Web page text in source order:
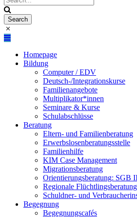
Homepage
Bildung
Computer / EDV
Deutsch-/Integrationskurse
Familienangebote
Multiplikator*innen
Seminare & Kurse
Schulabschlüsse
Beratung
Eltern- und Familienberatung
Erwerbslosenberatungsstelle
Familienhilfe
KIM Case Management
Migrationsberatung
Orientierungsberatung: SGB
Regionale Flüchtlingsberatung
Schuldner- und
Begegnung
Begegnungscafés